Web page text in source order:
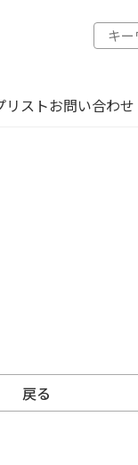
リストお問い合わせ
戻る